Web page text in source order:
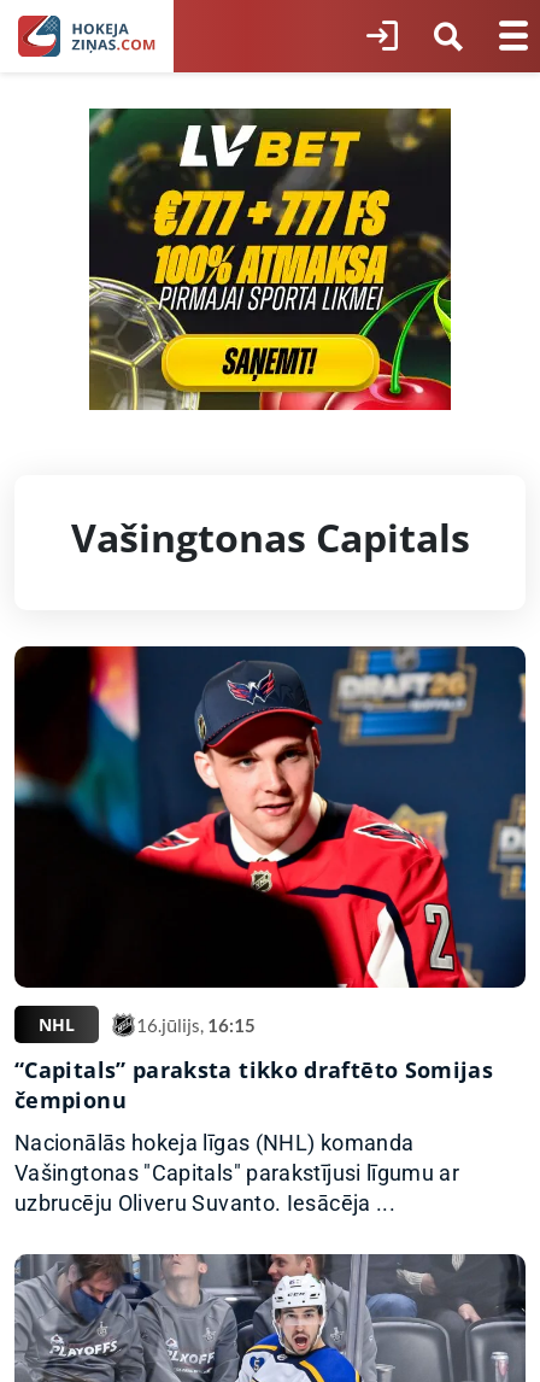
Vašingtonas Capitals
NHL 16.jūlijs, 16:15
“Capitals” paraksta tikko draftēto Somijas
čempionu
Nacionālās hokeja līgas (NHL) komanda
Vašingtonas "Capitals" parakstījusi līgumu ar
uzbrucēju Oliveru Suvanto. Iesācēja ...